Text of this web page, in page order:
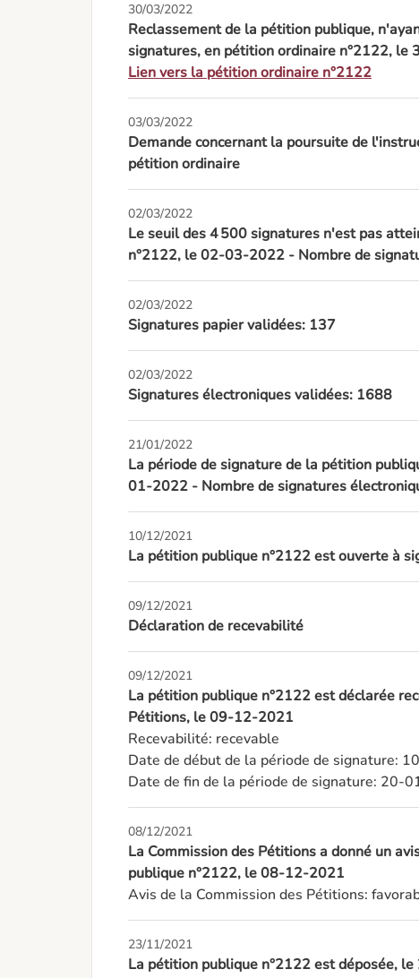
30/03/2022
Reclassement de la pétition publique,
signatures, en pétition ordinaire n°2122,
Lien vers la pétition ordinaire n°2122
03/03/2022
Demande concernant la poursuite de
pétition ordinaire
02/03/2022
Le seuil des 4 500 signatures n'est pas
n°2122, le 02-03-2022 - Nombre de
02/03/2022
Signatures papier validées: 137
02/03/2022
Signatures électroniques validées: 1688
21/01/2022
La période de signature de la pétition
01-2022 - Nombre de signatures
10/12/2021
La pétition publique n°2122 est ouverte à
09/12/2021
Déclaration de recevabilité
09/12/2021
La pétition publique n°2122 est déclarée
Pétitions, le 09-12-2021
Recevabilité: recevable
Date de début de la période de signature:
Date de fin de la période de signature: 20-
08/12/2021
La Commission des Pétitions a donné un
publique n°2122, le 08-12-2021
Avis de la Commission des Pétitions:
23/11/2021
La pétition publique n°2122 est déposée,